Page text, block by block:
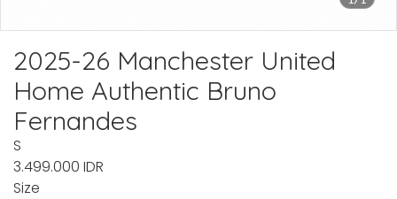
2025-26 Manchester United
Home Authentic Bruno
Fernandes
S
3.499.000 IDR
Size